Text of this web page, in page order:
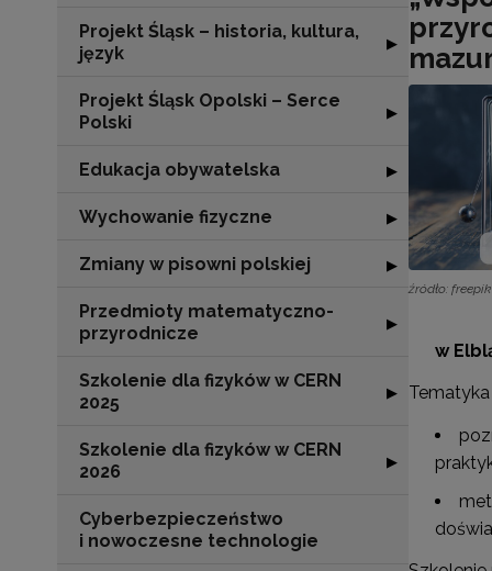
Projekt Śląsk – historia, kultura,
język
Rozwiń sekcję
▶
Projekt Śląsk Opolski – Serce
Polski
Rozwiń sekcję
▶
Edukacja obywatelska Rozwiń sekcję
▶
Wychowanie fizyczne Rozwiń sekcję
▶
Zmiany w pisowni polskiej Rozwiń sekcję
▶
Przedmioty matematyczno-
przyrodnicze
Rozwiń sekcję
▶
Szkolenie dla fizyków w CERN
2025
Rozwiń sekcję
▶
Szkolenie dla fizyków w CERN
2026
Rozwiń sekcję
▶
Cyberbezpieczeństwo
i nowoczesne technologie
źródło: freepik
w